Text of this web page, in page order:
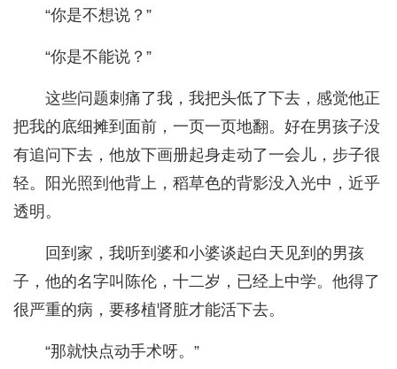
“你是不想说？”
“你是不能说？”
这些问题刺痛了我，我把头低了下去，感觉他正
把我的底细摊到面前，一页一页地翻。好在男孩子没
有追问下去，他放下画册起身走动了一会儿，步子很
轻。阳光照到他背上，稻草色的背影没入光中，近乎
透明。
回到家，我听到婆和小婆谈起白天见到的男孩
子，他的名字叫陈伦，十二岁，已经上中学。他得了
很严重的病，要移植肾脏才能活下去。
“那就快点动手术呀。”